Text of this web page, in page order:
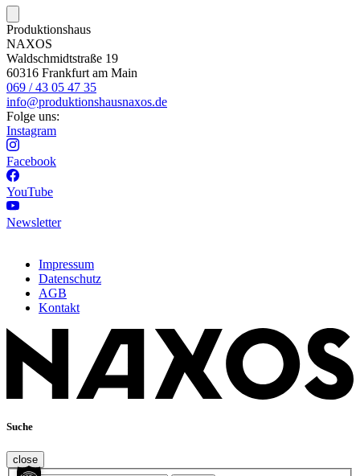
Produktionshaus
NAXOS
Waldschmidtstraße 19
60316 Frankfurt am Main
069 / 43 05 47 35
info@produktionshausnaxos.de
Folge uns:
Instagram
Facebook
YouTube
Newsletter
Impressum
Datenschutz
AGB
Kontakt
Suche
close